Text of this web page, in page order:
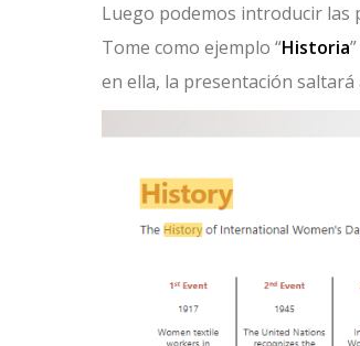
Luego podemos introducir las
Tome como ejemplo “Historia
en ella, la presentación